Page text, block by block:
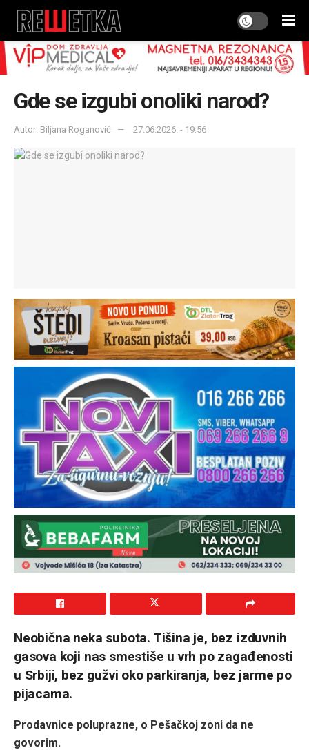
Gde se izgubi onoliki narod?
Autor: Biljana Roganović 27.06.2026. - 19:56
Neobična neka subota. Tišina je, bez izduvnih
gasova koji nas smestiše u vrh po zagađenosti
u Srbiji, bez gužvi oko parkiranja, bez jarme po
pijacama.
Prodavnice poluprazne, o Pešačkoj zoni da ne
govorim.